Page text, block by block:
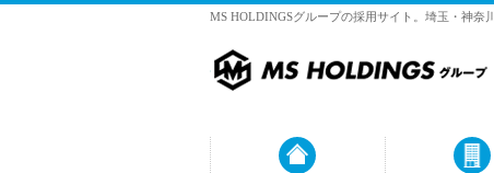
MS HOLDINGSグループの採用サイト。埼玉・神奈